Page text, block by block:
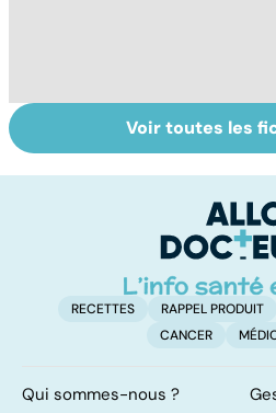
Automutilation :
des ados en
Voir toutes les
RECETTES RAPPEL PRODUIT
CANCER
Qui sommes-nous ?